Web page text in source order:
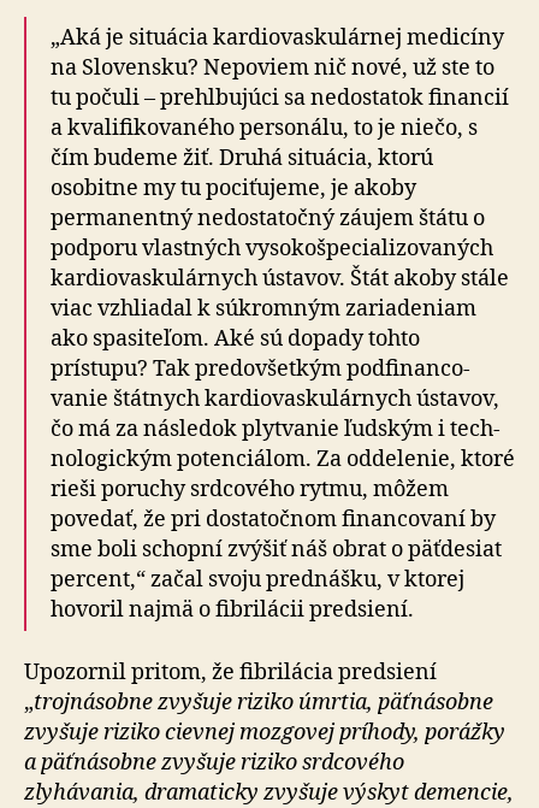
„Aká je situácia kardiovaskulárnej medicíny
na Slovensku? Nepoviem nič nové, už ste to
tu počuli – prehlbujúci sa nedostatok financií
a kvalifikovaného personálu, to je niečo, s
čím budeme žiť. Druhá situácia, ktorú
osobitne my tu pociťujeme, je akoby
permanentný nedostatočný záujem štátu o
podporu vlastných vy­so­ko­špe­cia­li­zo­va­ných
kar­dio­vasku­lár­nych ústavov. Štát akoby stále
viac vzhliadal k súkromným zariadeniam
ako spasiteľom. Aké sú dopady tohto
prístupu? Tak predovšetkým pod­fi­nan­co­
vanie štátnych kar­dio­vasku­lár­nych ústavov,
čo má za následok plytvanie ľudským i tech­
no­lo­gickým po­ten­ciá­lom. Za od­de­le­nie, ktoré
rieši poruchy srdcového rytmu, môžem
povedať, že pri dostatočnom financovaní by
sme boli schopní zvýšiť náš obrat o päť­desiat
percent,“ začal svoju prednášku, v ktorej
hovoril najmä o fibrilácii predsiení.
Upozornil pritom, že fibrilácia predsiení
„trojnásobne zvyšuje riziko úmrtia, päťnásobne
zvyšuje riziko cievnej mozgovej príhody, porážky
a päťnásobne zvyšuje riziko srdcového
zlyhávania, dramaticky zvyšuje výskyt demencie,